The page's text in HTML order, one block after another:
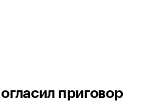
приговор